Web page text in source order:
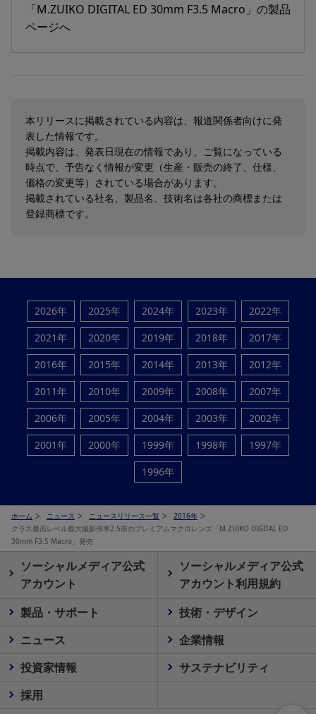
「M.ZUIKO DIGITAL ED 30mm F3.5 Macro」の製品
ページへ
本リリースに掲載されている内容は、報道関係者向けに発
表した情報です。
掲載内容は、発表日現在の情報であり、ご覧になっている
時点で、予告なく情報が変更（生産・販売の終了、仕様、
価格の変更等）されている場合があります。
掲載されている社名、製品名、技術名は各社の商標または
登録商標です。
2026年 2025年 2024年 2023年
2022年
2021年
2020年 2019年 2018年
2017年
2016年
2015年 2014年 2013年
2012年
2011年
2010年 2009年 2008年
2007年
2006年
2005年 2004年 2003年
2002年
2001年
2000年 1999年 1998年
1997年
1996年
ホーム ニュース ニュースリリース一覧
2016年
クラス最高レベル最大撮影倍率2.5倍のプレミアムマクロレンズ「M.ZUIKO DIGITAL ED
30mm F3.5 Macro」発売
ソーシャルメディア公式
アカウント
ソーシャルメディア公式
アカウント利用規約
製品・サポート
技術・デザイン
ニュース
企業情報
投資家情報
サステナビリティ
採用